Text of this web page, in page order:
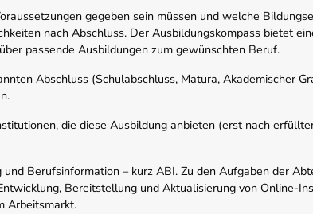
gegeben sein müssen und welche
nach Abschluss. Der Ausbildungskompass bietet
passende Ausbildungen zum gewünschten Beruf.
Abschluss (Schulabschluss, Matura, Akademischer
die diese Ausbildung anbieten (erst nach
Berufsinformation – kurz ABI. Zu den Aufgaben der
Bereitstellung und Aktualisierung von Online-
Arbeitsmarkt.